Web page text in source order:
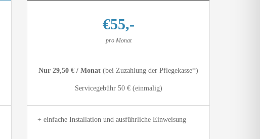
€55,-
pro Monat
Nur 29,50 € / Monat (bei Zuzahlung der Pflegekasse*)
Servicegebühr 50 € (einmalig)
+ einfache Installation und ausführliche Einweisung